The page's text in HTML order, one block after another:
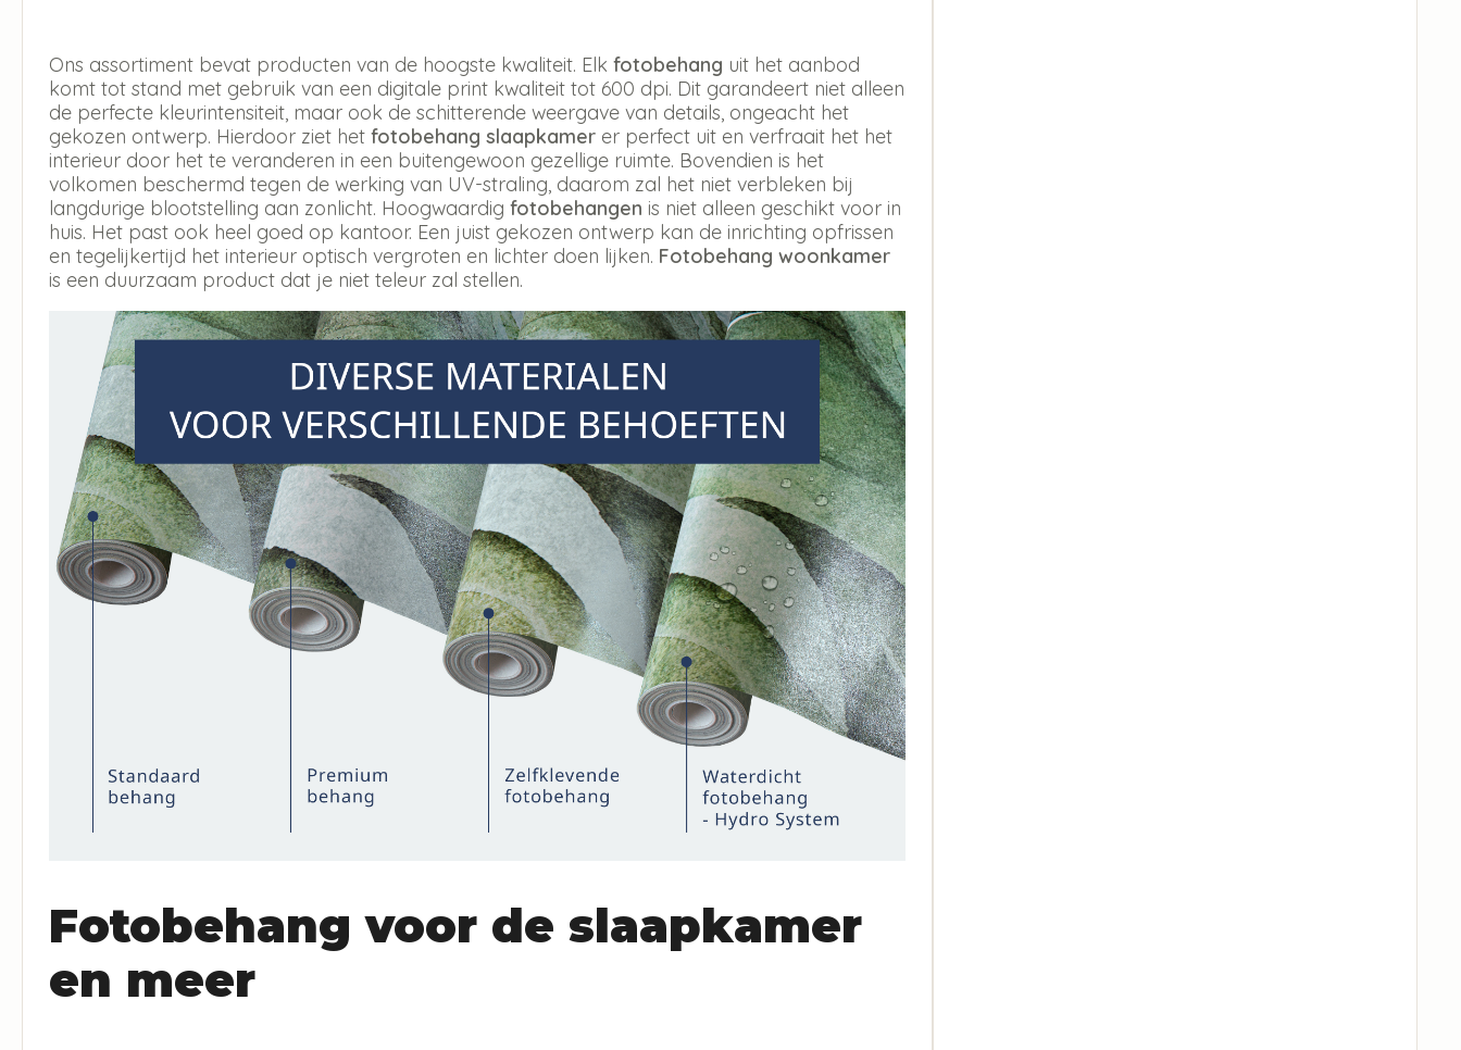
Ons assortiment bevat producten van de hoogste kwaliteit. Elk fotobehang uit het aanbod
komt tot stand met gebruik van een digitale print kwaliteit tot 600 dpi. Dit garandeert niet alleen
de perfecte kleurintensiteit, maar ook de schitterende weergave van details, ongeacht het
gekozen ontwerp. Hierdoor ziet het fotobehang slaapkamer er perfect uit en verfraait het het
interieur door het te veranderen in een buitengewoon gezellige ruimte. Bovendien is het
volkomen beschermd tegen de werking van UV-straling, daarom zal het niet verbleken bij
langdurige blootstelling aan zonlicht. Hoogwaardig fotobehangen is niet alleen geschikt voor in
huis. Het past ook heel goed op kantoor. Een juist gekozen ontwerp kan de inrichting opfrissen
en tegelijkertijd het interieur optisch vergroten en lichter doen lijken. Fotobehang woonkamer
is een duurzaam product dat je niet teleur zal stellen.
Fotobehang voor de slaapkamer
en meer